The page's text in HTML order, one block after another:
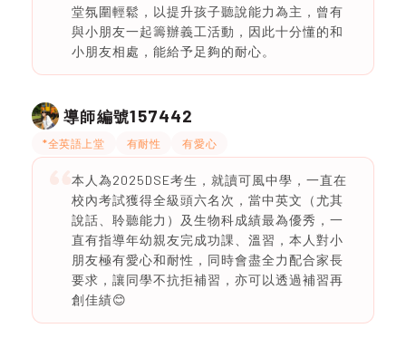
堂氛圍輕鬆，以提升孩子聽說能力為主，曾有
與小朋友一起籌辦義工活動，因此十分懂的和
小朋友相處，能給予足夠的耐心。
導師編號157442
*全英語上堂 有耐性 有愛心
本人為2025DSE考生，就讀可風中學，一直在
校內考試獲得全級頭六名次，當中英文（尤其
說話、聆聽能力）及生物科成績最為優秀，一
直有指導年幼親友完成功課、溫習，本人對小
朋友極有愛心和耐性，同時會盡全力配合家長
要求，讓同學不抗拒補習，亦可以透過補習再
創佳績😊